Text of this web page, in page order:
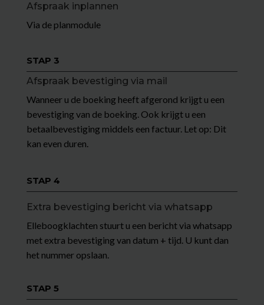
Afspraak inplannen
Via de planmodule
STAP 3
Afspraak bevestiging via mail
Wanneer u de boeking heeft afgerond krijgt u een
bevestiging van de boeking. Ook krijgt u een
betaalbevestiging middels een factuur. Let op: Dit
kan even duren.
STAP 4
Extra bevestiging bericht via whatsapp
Elleboogklachten stuurt u een bericht via whatsapp
met extra bevestiging van datum + tijd. U kunt dan
het nummer opslaan.
STAP 5